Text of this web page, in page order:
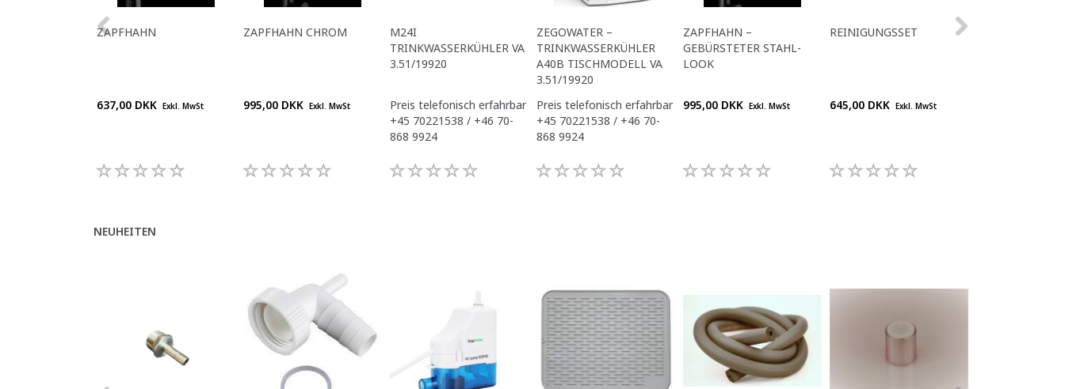
ZAPFHAHN
637,00 DKK Exkl. MwSt
ZAPFHAHN CHROM
995,00 DKK Exkl. MwSt
M24I
TRINKWASSERKÜHLER VA
3.51/19920
Preis telefonisch erfahrbar
+45 70221538 / +46 70-
868 9924
ZEGOWATER –
TRINKWASSERKÜHLER
A40B TISCHMODELL VA
3.51/19920
Preis telefonisch erfahrbar
+45 70221538 / +46 70-
868 9924
ZAPFHAHN –
GEBÜRSTETER STAHL-
LOOK
995,00 DKK Exkl. MwSt
REINIGUNGSSET
645,00 DKK Exkl. MwSt
NEUHEITEN